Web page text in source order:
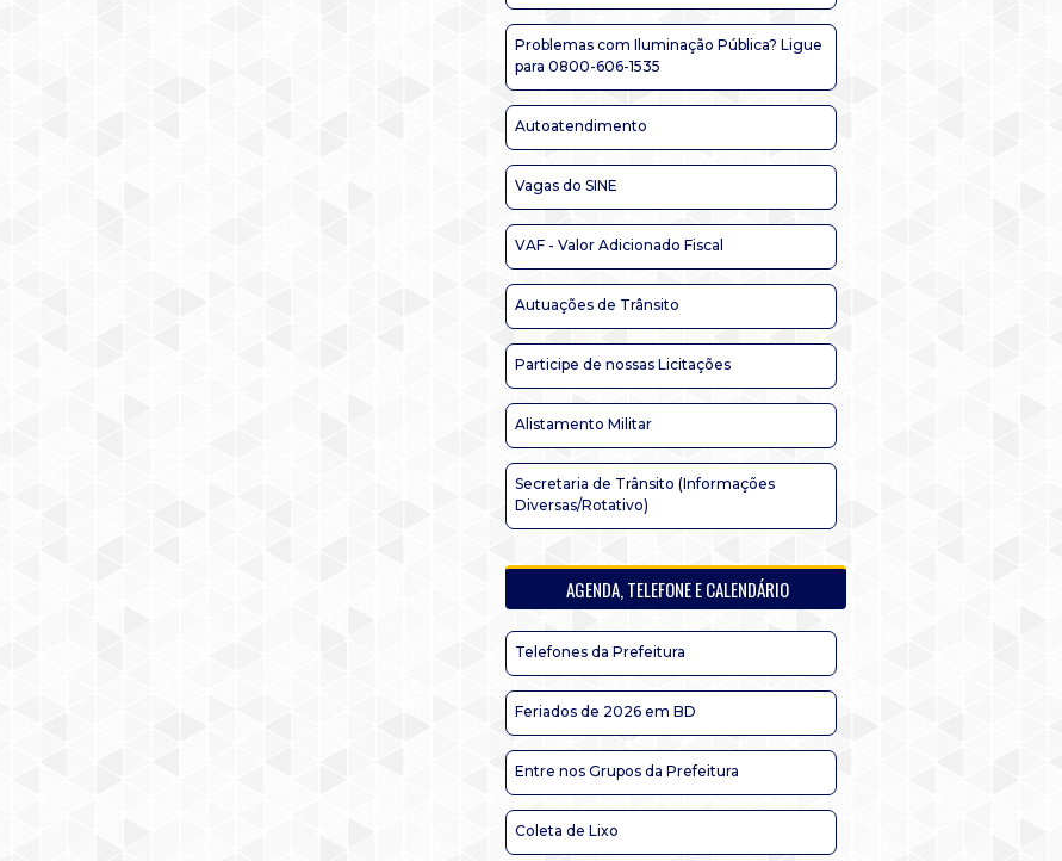
Problemas com Iluminação Pública? Ligue
para 0800-606-1535
Autoatendimento
Vagas do SINE
VAF - Valor Adicionado Fiscal
Autuações de Trânsito
Participe de nossas Licitações
Alistamento Militar
Secretaria de Trânsito (Informações
Diversas/Rotativo)
AGENDA, TELEFONE E CALENDÁRIO
Telefones da Prefeitura
Feriados de 2026 em BD
Entre nos Grupos da Prefeitura
Coleta de Lixo